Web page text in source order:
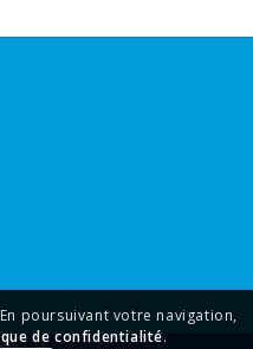
poursuivant votre navigation,
de confidentialité.